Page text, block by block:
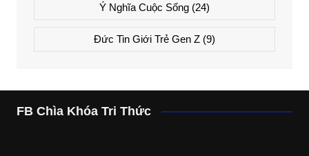
Ý Nghĩa Cuộc Sống(24)
Đức Tin Giới Trẻ Gen Z(9)
FB Chìa Khóa Tri Thức